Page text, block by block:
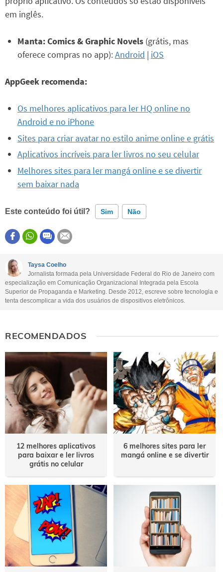
em inglês.
Manta: Comics & Graphic Novels (grátis, mas
oferece compras no app):Android | iOS
AppGeek recomenda:
Os melhores aplicativos para ler HQ online no
Android e no iPhone
Sites para criar avatar no estilo anime online e grátis
Aplicativos incríveis para ler livros no seu celular
Melhores sites para ler mangá online e se divertir
sem baixar nada
Este conteúdo foi útil? Sim Não
Este conteúdo contém informação incorreta
Este conteúdo não tem a informação que procuro
Outro
Taysa Coelho
Jornalista formada pela Universidade Federal do Rio de Janeiro com
especialização em Comunicação Organizacional Integrada pela Escola
Superior de Propaganda e Marketing. Desde 2012, escreve sobre tecnologia e
tenta descomplicar a vida dos usuários de dispositivos eletrônicos.
RECOMENDADOS
12 melhores aplicativos
para baixar e ler livros
grátis no celular
6 melhores sites para ler
mangá online e se divertir